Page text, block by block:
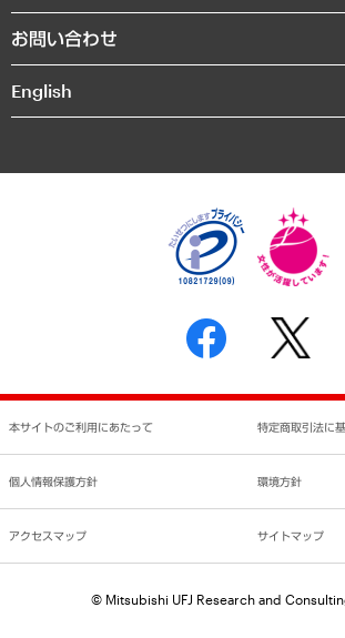
自然資源・農林水産業・食料システム
組織図・本部部室紹介
インドネシア現地法人
個人情報保護方針
反社会的勢力に対する基本方針
書面による個人情報の開示等の請求の手続きについて
お問い合わせ
English
本サイトのご利用にあたって 特定商取引法に
個人情報保護方針 環境方針
アクセスマップ サイトマップ
© Mitsubishi UFJ Research and